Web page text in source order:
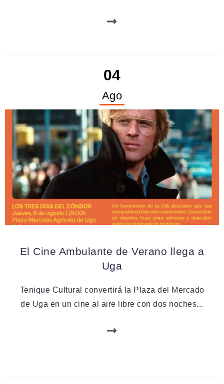
04
Ago
El Cine Ambulante de Verano llega a
Uga
Tenique Cultural convertirá la Plaza del Mercado
de Uga en un cine al aire libre con dos noches...